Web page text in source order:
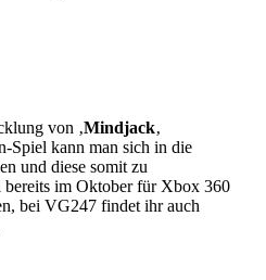
von ‚Mindjack‚
Spiel kann man sich in die
und diese somit zu
bereits im Oktober für Xbox 360
bei VG247 findet ihr auch